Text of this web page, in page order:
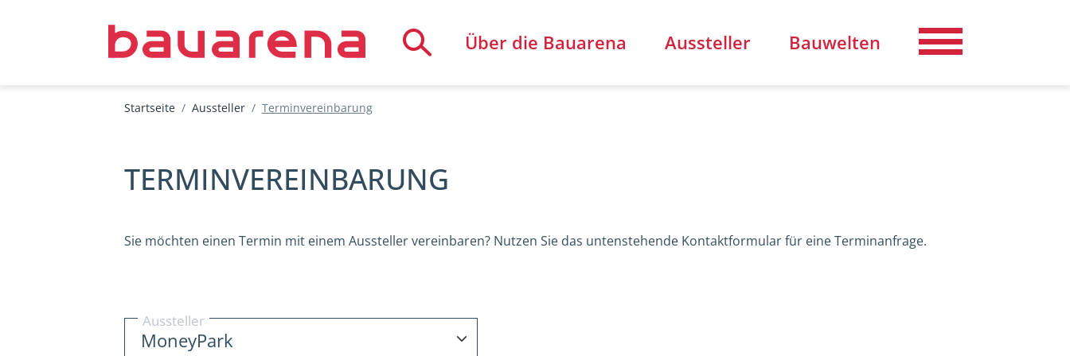
Toggle Search
Über die Bauarena Aussteller Bauwelten
Suche
Räumlichkeiten mieten
Startseite Aussteller Terminvereinbarung
TERMINVEREINBARUNG
Sie möchten einen Termin mit einem Aussteller vereinbaren? Nutzen Sie das untenstehende Kontaktformular für eine Terminanfrage.
Aussteller